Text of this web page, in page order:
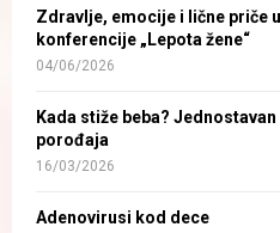
Zdravlje, emocije i lične priče
konferencije „Lepota žene“
04/06/2026
Kada stiže beba?
porođaja
16/03/2026
Adenovirusi kod dece